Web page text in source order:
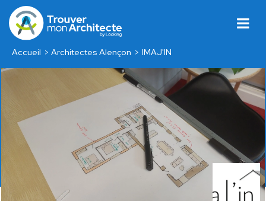
Accueil Architectes Alençon IMAJ'IN